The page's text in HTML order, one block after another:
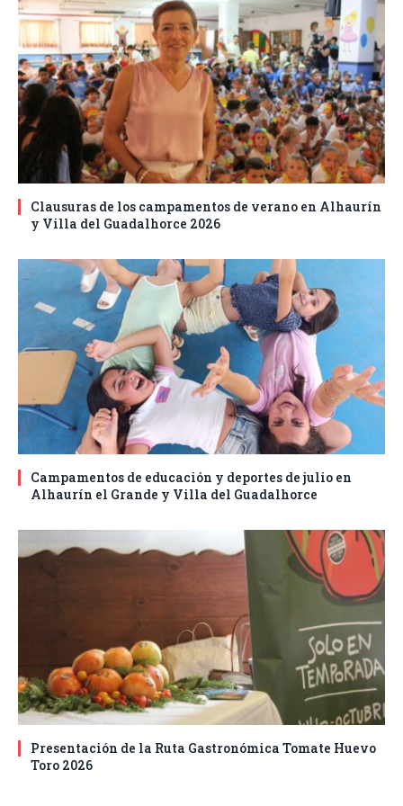
Clausuras de los campamentos de verano en Alhaurín
y Villa del Guadalhorce 2026
Campamentos de educación y deportes de julio en
Alhaurín el Grande y Villa del Guadalhorce
Presentación de la Ruta Gastronómica Tomate Huevo
Toro 2026